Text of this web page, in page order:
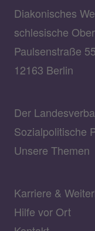
Diakonisches
schlesische
Paulsenstraße
12163 Berlin
Der
Sozialpolitische
Unsere Themen
Karriere &
Hilfe vor Ort